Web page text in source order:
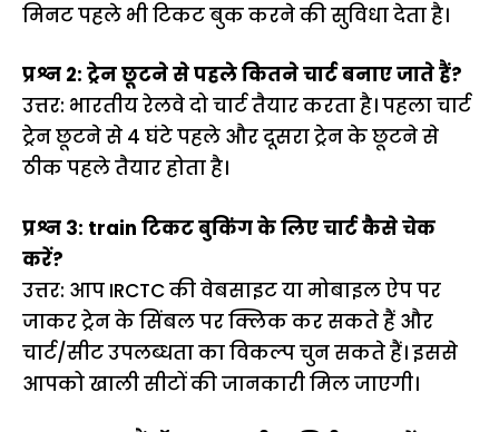
मिनट पहले भी टिकट बुक करने की सुविधा देता है।
प्रश्न 2: ट्रेन छूटने से पहले कितने चार्ट बनाए जाते हैं?
उत्तर: भारतीय रेलवे दो चार्ट तैयार करता है। पहला चार्ट
ट्रेन छूटने से 4 घंटे पहले और दूसरा ट्रेन के छूटने से
ठीक पहले तैयार होता है।
प्रश्न 3: train टिकट बुकिंग के लिए चार्ट कैसे चेक
करें?
उत्तर: आप IRCTC की वेबसाइट या मोबाइल ऐप पर
जाकर ट्रेन के सिंबल पर क्लिक कर सकते हैं और
चार्ट/सीट उपलब्धता का विकल्प चुन सकते हैं। इससे
आपको खाली सीटों की जानकारी मिल जाएगी।